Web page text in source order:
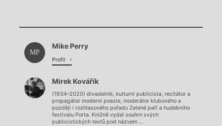
Chviličku.
MP
Mike Perry
Profil
Mirek Kovářík
(1934–2020) divadelník, kulturní publicista, recitátor a
propagátor moderní poezie, moderátor klubového a
později i rozhlasového pořadu Zelené peří a hudebního
festivalu Porta. Knižně vydal souhrn svých
publicistických textů pod názvem ...